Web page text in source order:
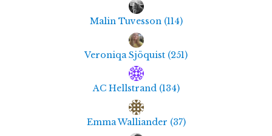
Malin Tuvesson (114)
Veroniqa Sjöquist (251)
AC Hellstrand (134)
Emma Walliander (37)